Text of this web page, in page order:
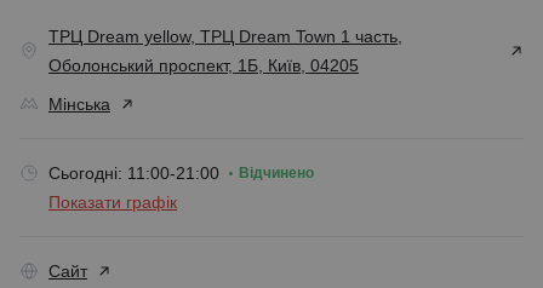
ТРЦ Dream yellow, ТРЦ Dream Town 1 часть,
Оболонський проспект, 1Б, Київ, 04205
Мінська
Сьогодні: 11:00-21:00 Відчинено
Показати графік
Сайт